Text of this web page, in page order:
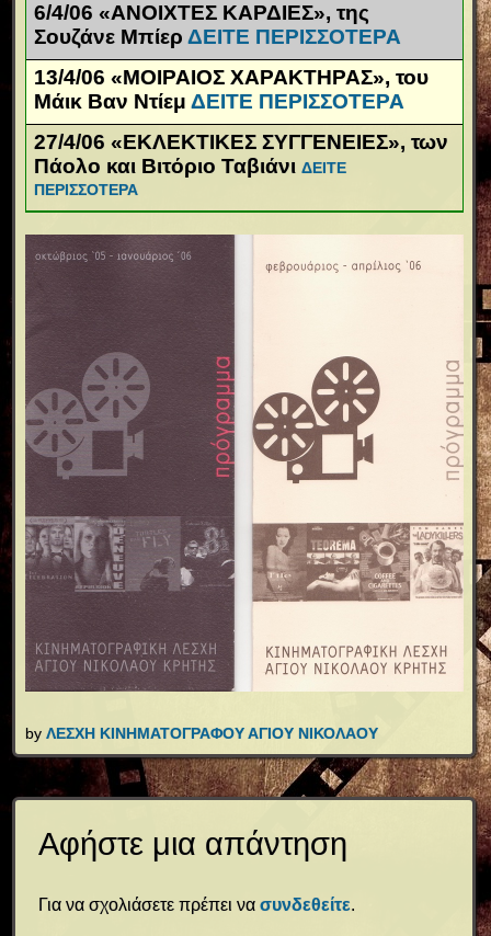
6/4/06 «ΑΝΟΙΧΤΕΣ ΚΑΡΔΙΕΣ», της
Σουζάνε Μπίερ ΔΕΙΤΕ ΠΕΡΙΣΣΟΤΕΡΑ
13/4/06 «ΜΟΙΡΑΙΟΣ ΧΑΡΑΚΤΗΡΑΣ», του
Μάικ Βαν Ντίεμ ΔΕΙΤΕ ΠΕΡΙΣΣΟΤΕΡΑ
27/4/06 «ΕΚΛΕΚΤΙΚΕΣ ΣΥΓΓΕΝΕΙΕΣ», των
Πάολο και Βιτόριο Ταβιάνι ΔΕΙΤΕ
ΠΕΡΙΣΣΟΤΕΡΑ
by ΛΕΣΧΗ ΚΙΝΗΜΑΤΟΓΡΑΦΟΥ ΑΓΙΟΥ ΝΙΚΟΛΑΟΥ
Αφήστε μια απάντηση
Για να σχολιάσετε πρέπει να συνδεθείτε.
ΠΡΟΓΡΑΜΜΑ